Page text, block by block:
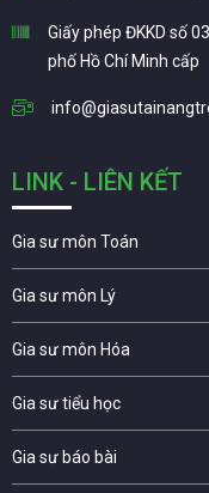
Giấy phép ĐKKD số
phố Hồ Chí Minh cấp
LINK - LIÊN KẾT
Gia sư môn Toán
Gia sư môn Lý
Gia sư môn Hóa
Gia sư tiểu học
Gia sư báo bài